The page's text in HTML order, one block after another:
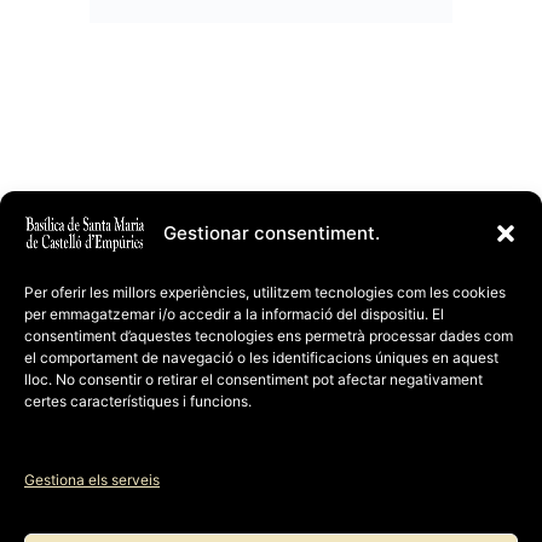
Gestionar consentiment.
Per oferir les millors experiències, utilitzem tecnologies com les cookies
per emmagatzemar i/o accedir a la informació del dispositiu. El
consentiment d’aquestes tecnologies ens permetrà processar dades com
el comportament de navegació o les identificacions úniques en aquest
lloc. No consentir o retirar el consentiment pot afectar negativament
certes característiques i funcions.
Gestiona els serveis